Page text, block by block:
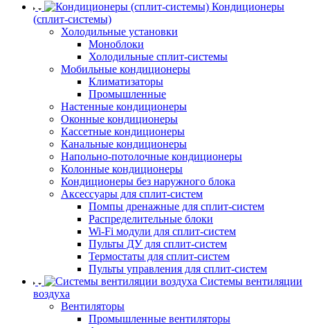
Кондиционеры
(сплит-системы)
Холодильные установки
Моноблоки
Холодильные сплит-системы
Мобильные кондиционеры
Климатизаторы
Промышленные
Настенные кондиционеры
Оконные кондиционеры
Кассетные кондиционеры
Канальные кондиционеры
Напольно-потолочные кондиционеры
Колонные кондиционеры
Кондиционеры без наружного блока
Аксессуары для сплит-систем
Помпы дренажные для сплит-систем
Распределительные блоки
Wi-Fi модули для сплит-систем
Пульты ДУ для сплит-систем
Термостаты для сплит-систем
Пульты управления для сплит-систем
Системы вентиляции
воздуха
Вентиляторы
Промышленные вентиляторы